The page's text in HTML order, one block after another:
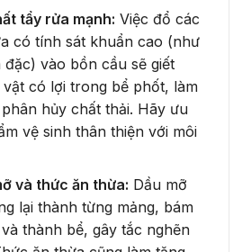
tẩy rửa mạnh: Việc đổ các
có tính sát khuẩn cao (như
vào bồn cầu sẽ giết
có lợi trong bể phốt, làm
hủy chất thải. Hãy ưu
vệ sinh thân thiện với môi
và thức ăn thừa: Dầu mỡ
lại thành từng mảng, bám
thành bể, gây tắc nghẽn